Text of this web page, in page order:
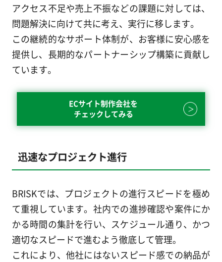
アクセス不足や売上不振などの課題に対しては、
問題解決に向けて共に考え、実行に移します。
この継続的なサポート体制が、お客様に安心感を
提供し、長期的なパートナーシップ構築に貢献し
ています。
ECサイト制作会社を
チェックしてみる
迅速なプロジェクト進行
BRISKでは、プロジェクトの進行スピードを極め
て重視しています。社内での進捗確認や案件にか
かる時間の集計を行い、スケジュール通り、かつ
適切なスピードで進むよう徹底して管理。
これにより、他社にはないスピード感での納品が